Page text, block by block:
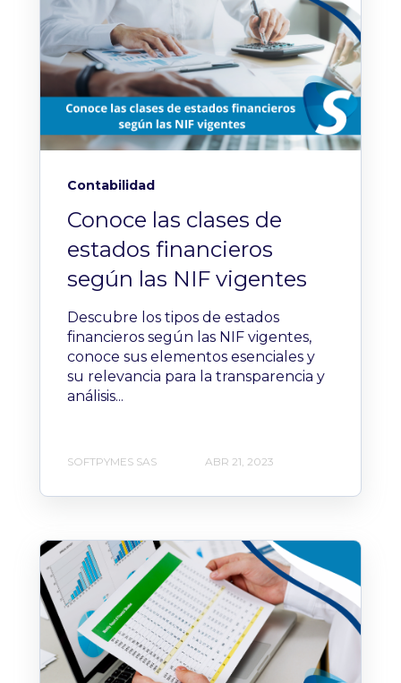
Contabilidad
Conoce las clases de
estados financieros
según las NIF vigentes
Descubre los tipos de estados
financieros según las NIF vigentes,
conoce sus elementos esenciales y
su relevancia para la transparencia y
análisis...
SOFTPYMES SAS ABR 21, 2023